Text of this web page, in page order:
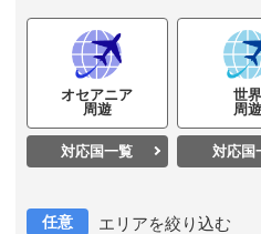
オセアニア
周遊
対応国一覧
世界
周遊
対応国
任意 エリアを絞り込む